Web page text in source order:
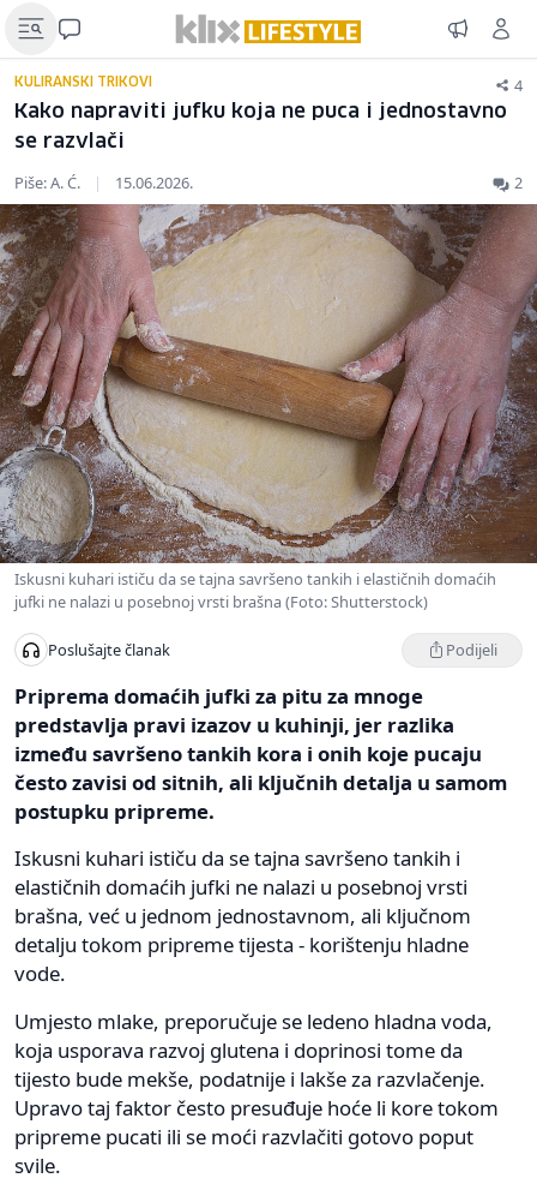
KULIRANSKI TRIKOVI 4
Kako napraviti jufku koja ne puca i jednostavno
se razvlači
Piše: A. Ć. | 15.06.2026. 2
Iskusni kuhari ističu da se tajna savršeno tankih i elastičnih domaćih
jufki ne nalazi u posebnoj vrsti brašna (Foto: Shutterstock)
Poslušajte članak Podijeli
Priprema domaćih jufki za pitu za mnoge
predstavlja pravi izazov u kuhinji, jer razlika
između savršeno tankih kora i onih koje pucaju
često zavisi od sitnih, ali ključnih detalja u samom
postupku pripreme.
Iskusni kuhari ističu da se tajna savršeno tankih i
elastičnih domaćih jufki ne nalazi u posebnoj vrsti
brašna, već u jednom jednostavnom, ali ključnom
detalju tokom pripreme tijesta - korištenju hladne
vode.
Umjesto mlake, preporučuje se ledeno hladna voda,
koja usporava razvoj glutena i doprinosi tome da
tijesto bude mekše, podatnije i lakše za razvlačenje.
Upravo taj faktor često presuđuje hoće li kore tokom
pripreme pucati ili se moći razvlačiti gotovo poput
svile.